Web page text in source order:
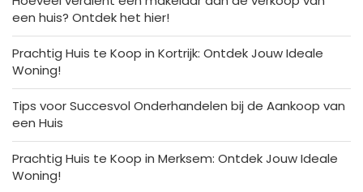
een huis? Ontdek het hier!
Prachtig Huis te Koop in Kortrijk: Ontdek Jouw Ideale
Woning!
Tips voor Succesvol Onderhandelen bij de Aankoop van
een Huis
Prachtig Huis te Koop in Merksem: Ontdek Jouw Ideale
Woning!